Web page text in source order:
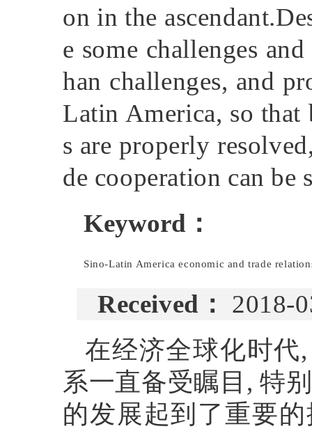
on in the
e some challenges
han challenges, and
Latin America, so that
s are properly
de cooperation can be
Keyword ：
Sino-Latin America economic and trade
Received ：
2018-
在经济全球化时代
系一直备受瞩目 ,特
的发展起到了重要